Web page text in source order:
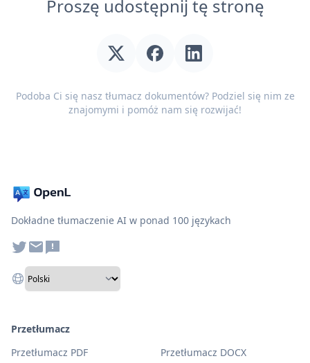
Proszę udostępnij tę stronę
Podoba Ci się nasz tłumacz dokumentów? Podziel się nim ze
znajomymi i pomóż nam się rozwijać!
Dokładne tłumaczenie AI w ponad 100 językach
Przetłumacz
Przetłumacz PDF
Przetłumacz DOCX